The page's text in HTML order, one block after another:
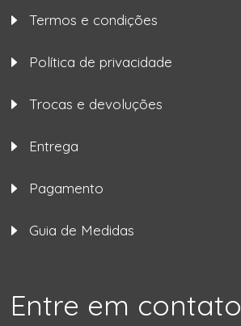
Termos e condições
Política de privacidade
Trocas e devoluções
Entrega
Pagamento
Guia de Medidas
Entre em contato